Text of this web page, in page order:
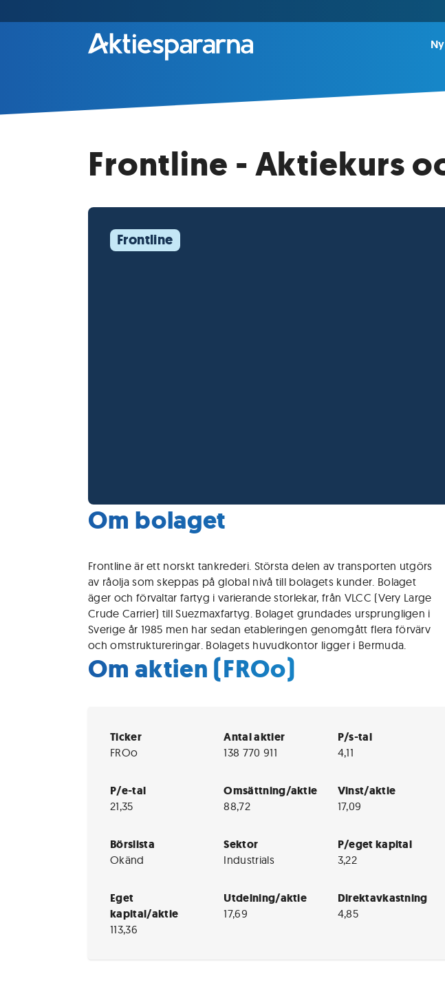
Frontline - Aktiekurs
Frontline
Om bolaget
Frontline är ett norskt tankrederi. Största delen av transporten utgörs
av råolja som skeppas på global nivå till bolagets kunder. Bolaget
äger och förvaltar fartyg i varierande storlekar, från VLCC (Very Large
Crude Carrier) till Suezmaxfartyg. Bolaget grundades ursprungligen i
Sverige år 1985 men har sedan etableringen genomgått flera förvärv
och omstruktureringar. Bolagets huvudkontor ligger i Bermuda.
Om aktien (FROo)
Ticker
FROo
Antal aktier
138 770 911
P/s-tal
4,11
P/e-tal
21,35
Omsättning/aktie
88,72
Vinst/aktie
17,09
Börslista
Okänd
Sektor
Industrials
P/eget kapital
3,22
Eget
kapital/aktie
113,36
Utdelning/aktie
17,69
Direktavkastning
4,85